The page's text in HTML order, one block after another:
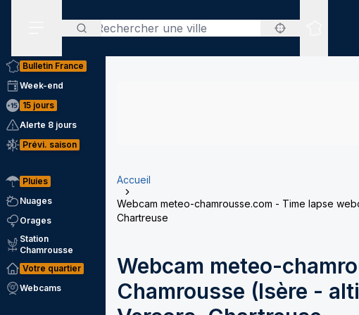
Rechercher
Sites
Bulletin France
Week-end
15 jours
Alerte 8 jours
Prévi. saison
Pluies
Nuages
Orages
Station
Chamrousse
Votre quartier
Webcams
Accueil
Webcam meteo-chamrousse.com - Time lapse
Chartreuse
Webcam meteo-
Chamrousse (Isère -